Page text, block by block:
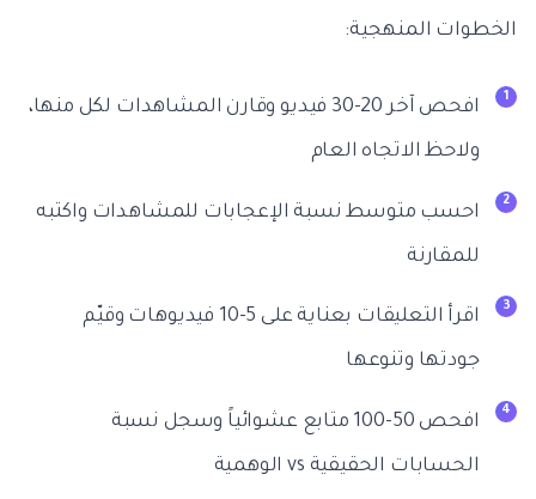
الخطوات المنهجية:
افحص آخر 20-30 فيديو وقارن المشاهدات لكل منها،
ولاحظ الاتجاه العام
احسب متوسط نسبة الإعجابات للمشاهدات واكتبه
للمقارنة
اقرأ التعليقات بعناية على 5-10 فيديوهات وقيّم
جودتها وتنوعها
افحص 50-100 متابع عشوائياً وسجل نسبة
الحسابات الحقيقية vs الوهمية